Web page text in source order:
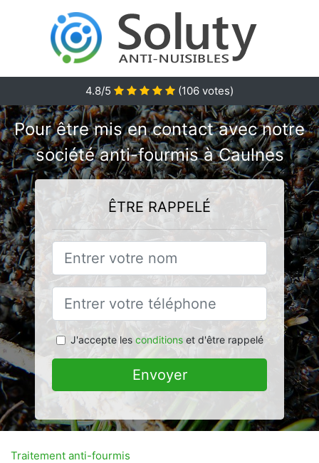
4.8/5 (106 votes)
Pour être mis en contact avec notre
société anti-fourmis à Caulnes
ÊTRE RAPPELÉ
J'accepte les conditionset d'être rappelé
Envoyer
Traitement anti-fourmis